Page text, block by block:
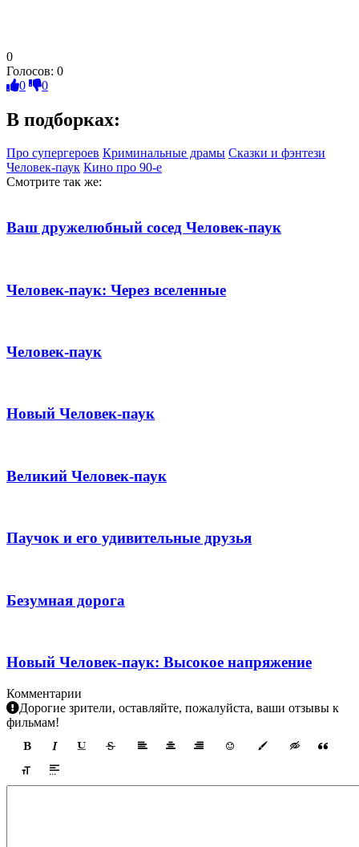
0
Голосов: 0
0
0
В подборках:
Про супергероев Криминальные драмы Сказки и фэнтези
Человек-паук Кино про 90-е
Смотрите так же:
Ваш дружелюбный сосед Человек-паук
Человек-паук: Через вселенные
Человек-паук
Новый Человек-паук
Великий Человек-паук
Паучок и его удивительные друзья
Безумная дорога
Новый Человек-паук: Высокое напряжение
Комментарии
Дорогие зрители, оставляйте, пожалуйста, ваши отзывы к
фильмам!